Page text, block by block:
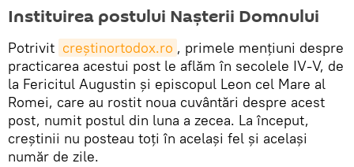
Instituirea postului Nașterii Domnului
Potrivit creștinortodox.ro , primele mențiuni despre
practicarea acestui post le aflăm în secolele IV-V, de
la Fericitul Augustin și episcopul Leon cel Mare al
Romei, care au rostit noua cuvântări despre acest
post, numit postul din luna a zecea. La început,
creștinii nu posteau toți în același fel și același
număr de zile.